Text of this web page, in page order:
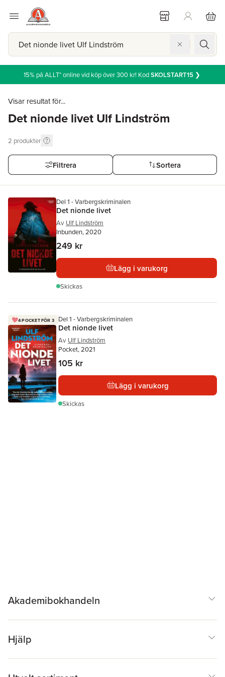
15% på ALLT* online vid köp över 300 kr! KodSKOLSTART15❯
Visar resultat för...
Det nionde livet Ulf Lindström
2 produkter
Filtrera Sortera
Del 1 - Varbergskriminalen
Det nionde livet
Av Ulf Lindström
Inbunden, 2020
249 kr
Lägg i varukorg
Skickas
4 POCKET FÖR 3 Del 1 - Varbergskriminalen
Det nionde livet
Av Ulf Lindström
Pocket, 2021
105 kr
Lägg i varukorg
Skickas
Akademibokhandeln
Hjälp